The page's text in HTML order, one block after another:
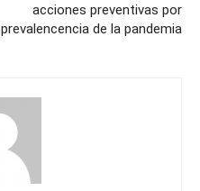
acciones preventivas por
prevalencencia de la pandemia